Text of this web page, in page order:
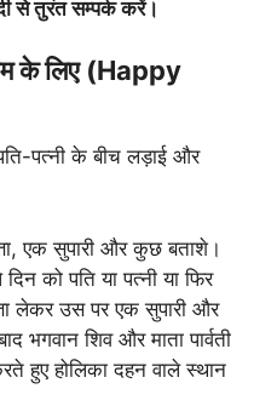
से तुरंत सम्पर्क करें।
के लिए (Happy
पत्नी के बीच लड़ाई और
एक सुपारी और कुछ बताशे।
को पति या पत्नी या फिर
लेकर उस पर एक सुपारी और
शिव और माता पार्वती
हुए होलिका दहन वाले स्थान